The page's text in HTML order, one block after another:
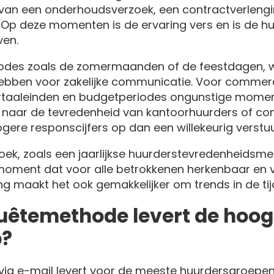
een onderhoudsverzoek, een
deze momenten is de ervaring vers en is de
zoals de zomermaanden of de feestdagen,
voor zakelijke communicatie. Voor
en budgetperiodes ongunstige
de tevredenheid van kantoorhuurders of
responscijfers op dan een willekeurig
zoals een jaarlijkse
dat voor alle betrokkenen herkenbaar en
maakt het ook gemakkelijker om trends in de
levert de
e-mail levert voor de meeste